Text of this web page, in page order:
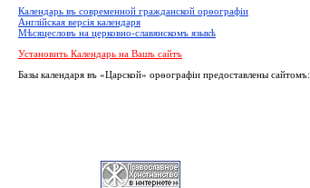
Календарь въ современной гражданской орѳографiи
Англiйская версiя календаря
Мѣсяцесловъ на церковно-славянскомъ языкѣ
Установить Календарь на Вашъ сайтъ
Базы календаря въ «Царской» орѳографiи предоставлены сайтомъ: